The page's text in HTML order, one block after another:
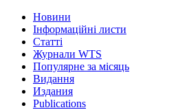
Новини
Інформаційні листи
Статті
Журнали WTS
Популярне за місяць
Видання
Издания
Publications